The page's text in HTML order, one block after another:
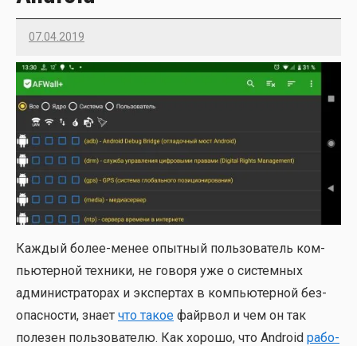
07.04.2019
Imatvey
Каж­дый более-менее опыт­ный поль­зо­ва­тель ком­
пью­тер­ной тех­ни­ки, не гово­ря уже о систем­ных
адми­ни­стра­то­рах и экс­пер­тах в ком­пью­тер­ной без­
опас­но­сти, зна­ет что такое фай­р­вол и чем он так
поле­зен поль­зо­ва­те­лю. Как хоро­шо, что Android рабо­